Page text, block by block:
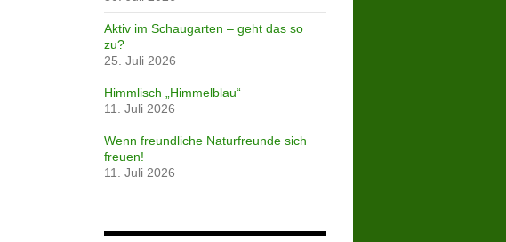
Aktiv im Schaugarten – geht das so
zu?
25. Juli 2026
Himmlisch „Himmelblau“
11. Juli 2026
Wenn freundliche Naturfreunde sich
freuen!
11. Juli 2026